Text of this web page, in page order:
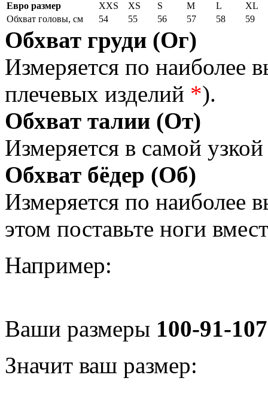
Евро размер
XXS XS S M L
XL
Обхват головы, см
54 55 56 57 58 59
Обхват груди (Ог)
Измеряется по наиболее
плечевых изделий *).
Обхват талии (От)
Измеряется в самой
Обхват бёдер (Об)
Измеряется по наиболее
этом поставьте ноги
Например:
Ваши размеры 100-91-107
Значит ваш размер: